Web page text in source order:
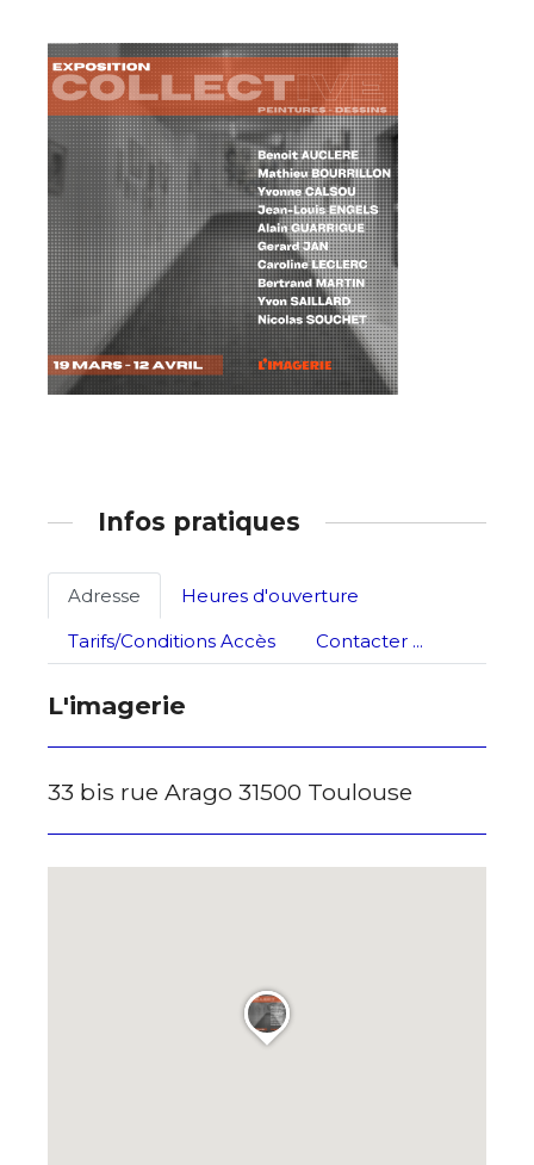
Adresse email*
Prénom
Statut / Organisation
Nom
Prénom
Statut / Organisation
J'accepte lestermes et conditions
Infos pratiques
Adresse
Heures d'ouverture
Tarifs/Conditions Accès
Contacter ...
L'imagerie
33 bis rue Arago 31500 Toulouse